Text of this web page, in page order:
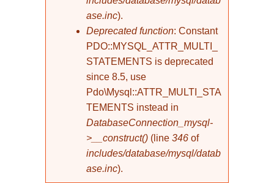
ase.inc).
Deprecated function: Constant
PDO::MYSQL_ATTR_MULTI_
STATEMENTS is deprecated
since 8.5, use
Pdo\Mysql::ATTR_MULTI_STA
TEMENTS instead in
DatabaseConnection_mysql-
>__construct() (line 346 of
includes/database/mysql/datab
ase.inc).